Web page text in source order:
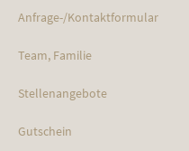
Anfrage-/Kontaktformular
Team, Familie
Stellenangebote
Gutschein